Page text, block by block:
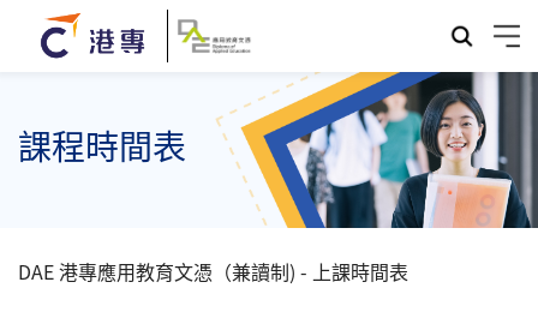
課程時間表
DAE 港專應用教育文憑（兼讀制) - 上課時間表